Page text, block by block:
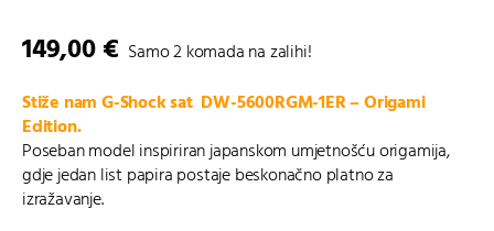
149,00€ Samo 2 komada na zalihi!
Stiže nam G-Shock sat DW-5600RGM-1ER – Origami
Edition.
Poseban model inspiriran japanskom umjetnošću origamija,
gdje jedan list papira postaje beskonačno platno za
izražavanje.